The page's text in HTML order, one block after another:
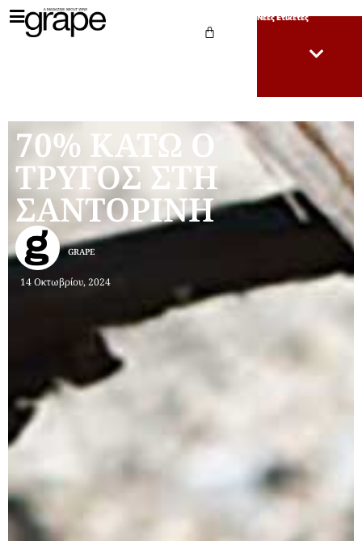
Νέες Ετικέτες
70% ΚΑΤΩ Ο
ΤΡΥΓΟΣ ΣΤΗ
ΣΑΝΤΟΡΙΝΗ
14 Οκτωβρίου, 2024
GRAPE